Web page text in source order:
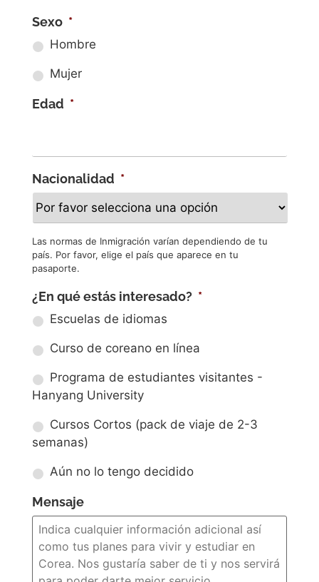
Sexo *
Hombre
Mujer
Edad *
Nacionalidad *
Las normas de Inmigración varían dependiendo de tu
país. Por favor, elige el país que aparece en tu
pasaporte.
¿En qué estás interesado? *
Escuelas de idiomas
Curso de coreano en línea
Programa de estudiantes visitantes -
Hanyang University
Cursos Cortos (pack de viaje de 2-3
semanas)
Aún no lo tengo decidido
Mensaje